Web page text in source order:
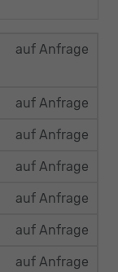
auf Anfrage
auf Anfrage
auf Anfrage
auf Anfrage
auf Anfrage
auf Anfrage
auf Anfrage